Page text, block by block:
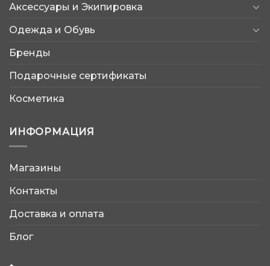
Аксессуары и Экипировка
Одежда и Обувь
Бренды
Подарочные сертификаты
Косметика
ИНФОРМАЦИЯ
Магазины
Контакты
Доставка и оплата
Блог